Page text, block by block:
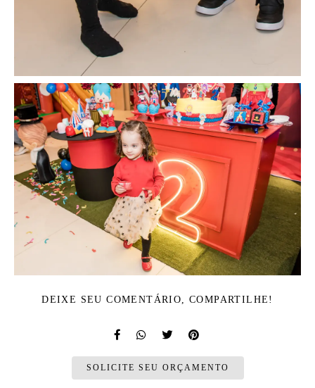
DEIXE SEU COMENTÁRIO, COMPARTILHE!
SOLICITE SEU ORÇAMENTO